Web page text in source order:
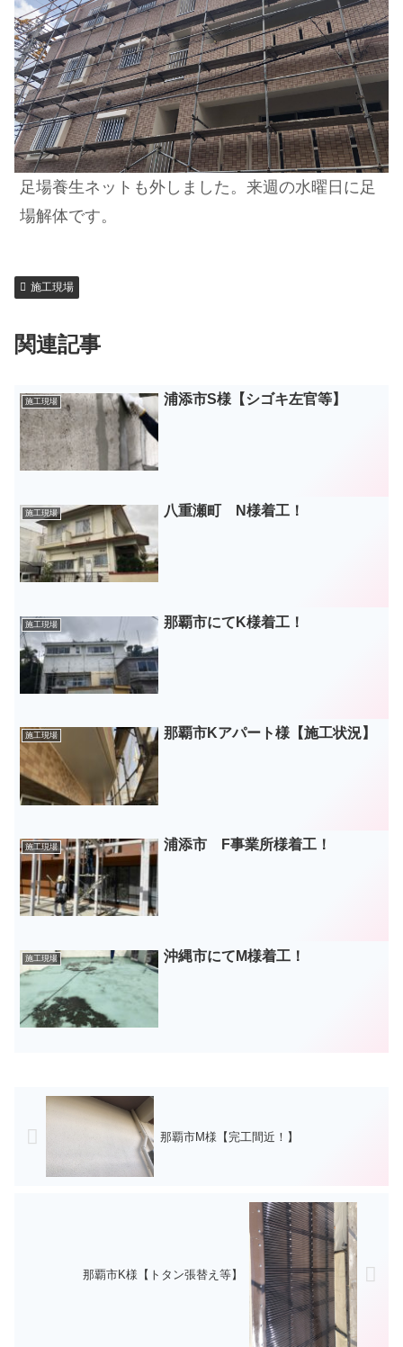
足場養生ネットも外しました。来週の水曜日に足
場解体です。
施工現場
関連記事
施工現場 浦添市S様【シゴキ左官等】
施工現場 八重瀬町 N様着工！
施工現場 那覇市にてK様着工！
施工現場 那覇市Kアパート様【施工状況】
施工現場 浦添市 F事業所様着工！
施工現場 沖縄市にてM様着工！
那覇市M様【完工間近！】
那覇市K様【トタン張替え等】